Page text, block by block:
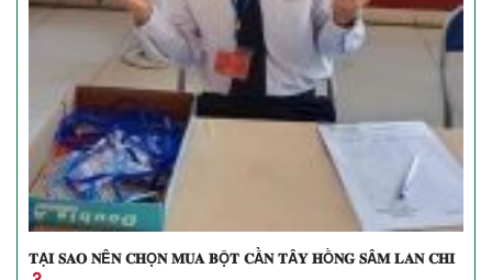
𝐓Ạ𝐈 𝐒𝐀𝐎 𝐍Ê𝐍 𝐂𝐇Ọ𝐍 𝐌𝐔𝐀 𝐁Ộ𝐓 𝐂Ầ𝐍 𝐓Â𝐘 𝐇Ồ𝐍𝐆 𝐒Â𝐌 𝐋𝐀𝐍 𝐂𝐇𝐈